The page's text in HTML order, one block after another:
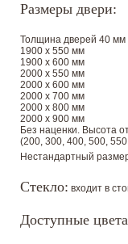
Размеры двери:
Толщина дверей 40 мм
1900 х 550 мм
1900 х 600 мм
2000 х 550 мм
2000 х 600 мм
2000 х 700 мм
2000 х 800 мм
2000 х 900 мм
Без наценки. Высота
(200, 300, 400, 500,
Нестандартный
Стекло: входит в
Доступные